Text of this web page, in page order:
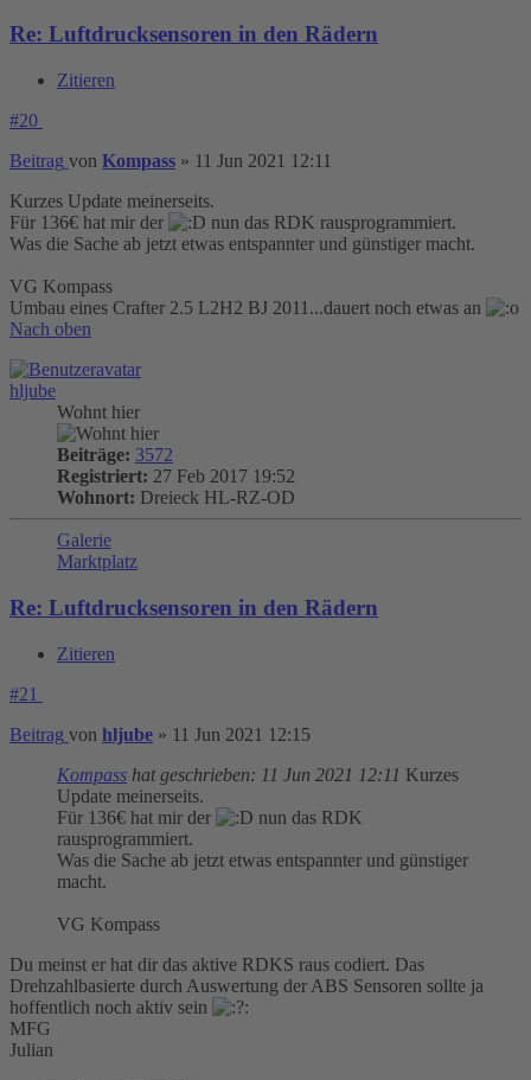
Re: Luftdrucksensoren in den Rädern
Zitieren
#20
Beitrag von Kompass » 11 Jun 2021 12:11
Kurzes Update meinerseits.
Für 136€ hat mir der
nun das RDK rausprogrammiert.
Was die Sache ab jetzt etwas entspannter und günstiger macht.
VG Kompass
Umbau eines Crafter 2.5 L2H2 BJ 2011...dauert noch etwas an
Nach oben
hljube
Wohnt hier
Beiträge: 3572
Registriert: 27 Feb 2017 19:52
Wohnort: Dreieck HL-RZ-OD
Galerie
Marktplatz
Re: Luftdrucksensoren in den Rädern
Zitieren
#21
Beitrag von hljube » 11 Jun 2021 12:15
Kompass hat geschrieben: 11 Jun 2021 12:11 Kurzes
Update meinerseits.
Für 136€ hat mir der
nun das RDK
rausprogrammiert.
Was die Sache ab jetzt etwas entspannter und günstiger
macht.
VG Kompass
Du meinst er hat dir das aktive RDKS raus codiert. Das
Drehzahlbasierte durch Auswertung der ABS Sensoren sollte ja
hoffentlich noch aktiv sein
MFG
Julian